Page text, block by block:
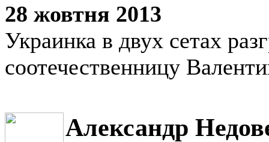
28 жовтня 2013
Украинка в двух сетах
соотечественницу
Александр